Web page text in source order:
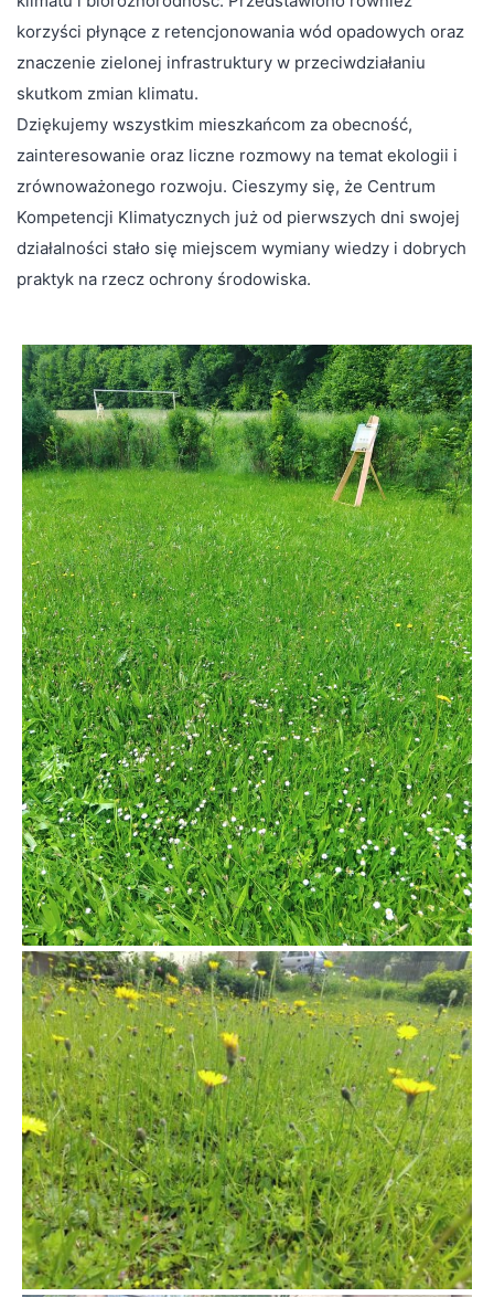
korzyści płynące z retencjonowania wód opadowych oraz
znaczenie zielonej infrastruktury w przeciwdziałaniu
skutkom zmian klimatu.
Dziękujemy wszystkim mieszkańcom za obecność,
zainteresowanie oraz liczne rozmowy na temat ekologii i
zrównoważonego rozwoju. Cieszymy się, że Centrum
Kompetencji Klimatycznych już od pierwszych dni swojej
działalności stało się miejscem wymiany wiedzy i dobrych
praktyk na rzecz ochrony środowiska.